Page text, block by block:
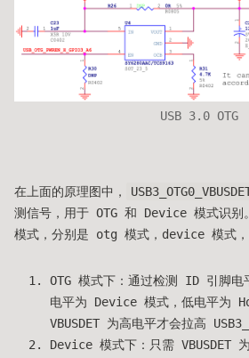
USB 3.0 OTG
在上面的原理图中，
测信号，用于 OTG 和 Device 模式识
模式，分别是 otg 模式，device 模式
OTG 模式下：通过检测 ID 引脚电
电平为 Device 模式，低电平为
VBUSDET 为高电平才会拉高
Device 模式下：只需 VBUSDET